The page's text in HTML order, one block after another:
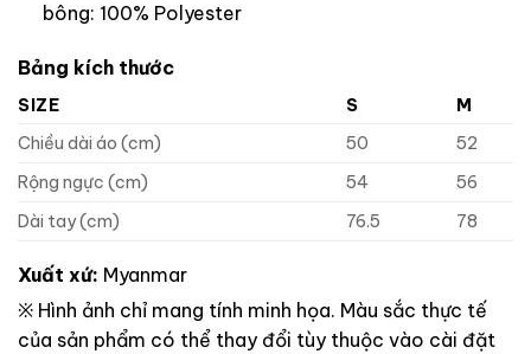
bông: 100% Polyester
Bảng kích thước
SIZE S
M
Chiều dài áo (cm)
50
52
Rộng ngực (cm)
54
56
Dài tay (cm)
76.5 78
Xuất xứ: Myanmar
※ Hình ảnh chỉ mang tính minh họa. Màu sắc thực tế
của sản phẩm có thể thay đổi tùy thuộc vào cài đặt